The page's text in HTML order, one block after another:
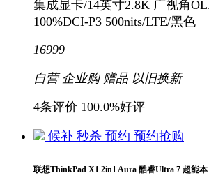
集成显卡/14英寸2.8K 广视角
100%DCI-P3 500nits/LTE/黑色
16999
自营 企业购 赠品 以旧换新
4条评价 100.0%好评
候补 秒杀 预约 预约抢购
联想ThinkPad X1 2in1 Aura 酷睿Ultra 7 超能本